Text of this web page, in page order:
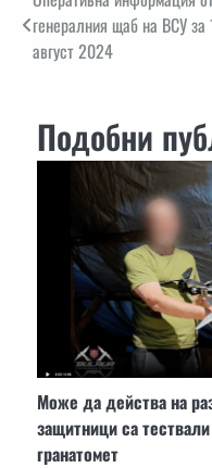
генералния щаб на ВСУ за
август 2024
Подобни
Може да действа на
защитници са
гранатомет